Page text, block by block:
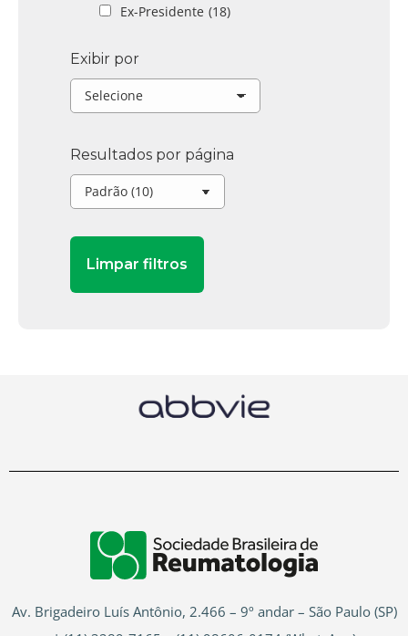
Ex-Presidente (18)
Exibir por
Resultados por página
Av. Brigadeiro Luís Antônio, 2.466 – 9º andar – São Paulo (SP)